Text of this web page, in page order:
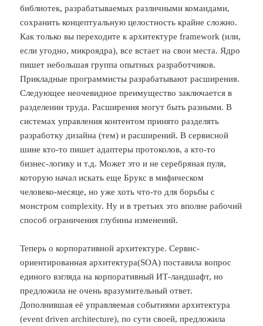
библиотек, разрабатываемых различными командами,
сохранить концептуальную целостность крайне сложно.
Как только вы переходите к архитектуре framework (или,
если угодно, микроядра), все встает на свои места. Ядро
пишет небольшая группа опытных разработчиков.
Прикладные программисты разрабатывают расширения.
Следующее неочевидное преимущество заключается в
разделении труда. Расширения могут быть разными. В
системах управления контентом принято разделять
разработку дизайна (тем) и расширений. В сервисной
шине кто-то пишет адаптеры протоколов, а кто-то
бизнес-логику и т.д. Может это и не серебряная пуля,
которую начал искать еще Брукс в мифическом
человеко-месяце, но уже хоть что-то для борьбы с
монстром complexity. Ну и в третьих это вполне рабочий
способ ограничения глубины изменений.
Теперь о корпоративной архитектуре. Сервис-
ориентированная архитектура(SOA) поставила вопрос
единого взгляда на корпоративный ИТ-ландшафт, но
предложила не очень вразумительный ответ.
Дополнившая её управляемая событиями архитектура
(event driven architecture), по сути своей, предложила